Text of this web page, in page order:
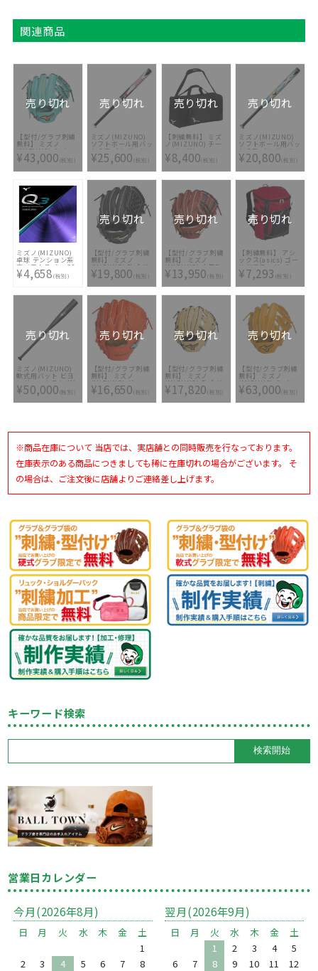
関連商品
売り切れ
【型付/グラブ刺繍
無料】 ミズノ
(MIZUNO) ミズノ
プロ 軟式グラブ セ
レクションモデル
内野手用 右投用
[ 型付け無料 軟式グ
ラブ刺繍2ヶ所無料
(単色のみ)]
¥43,000(税別)
売り切れ
ミズノ(MIZUNO)
ソフトボール用バッ
ト 2号 ゴムボール
用 エックス
1CJFS62576-0501
¥25,600(税別)
売り切れ
【刺繍無料】 ミズ
ノ(MIZUNO) チー
ムバッグL
1FJD3020-09 [ ☆
バッグ刺繍2ヶ所無
料(単色のみ)※縁取
り・影付きの場合、
¥8,400(税別)
売り切れ
ミズノ(MIZUNO)
ソフトボール用バッ
ト 2号 ゴムボール
用 エックス
1CJFS62078-4021
¥20,800(税別)
ミズノ(MIZUNO)
卓球 テンション系
裏ソフトラバー Q3
83JRT893
¥4,658(税別)
売り切れ
【型付/グラブ刺繍
無料】 ミズノ
(MIZUNO) 軟式グ
ラブ グローバルエ
リート SELECT オ
ールラウンド用
1AJGR34400-09 [
型付け無料 軟式グ
ラブ刺繍1ヶ所無料
(単色のみ)]
¥19,800(税別)
売り切れ
【型付/グラブ刺繍
無料】 ミズノ
(MIZUNO) 少年軟
式グラブ グローバ
ルエリートRG H
Selection02 ＋プ
ラス 限定
型付け無料 少年軟
式グラブ刺繍1ヶ所
無料(単色のみ)]
¥13,950(税別)
売り切れ
【刺繍無料】 アシ
ックス(asics) ゴー
ルドステージ バッ
クパック
3123A528-601 [ バ
ッグ刺繍2ヶ所無料
(単色のみ)※縁取
り・影付きの場合、
1ヶ所+3300円(税
込)]
¥7,293 (税別)
売り切れ
ミズノ(MIZUNO)
軟式用バット ビヨ
ンドマックスレガシ
ーメタル
1CJBR173-0950
¥50,000(税別)
売り切れ
【型付/グラブ刺繍
無料】 ミズノ
(MIZUNO) グロー
バルエリート 少年
軟式用グラブ 限定
モデル 限定カラー
無料(単色のみ)※縁
合、1ヶ所+3300円
(税込)]
¥16,650(税別)
売り切れ
【型付/グラブ刺繍
無料】 ミズノ
(MIZUNO) 軟式グ
ラブ 内野手用
1AJGR28903-8009
[ 型付け無料 軟式グ
¥17,820(税別)
売り切れ
【型付/グラブ刺繍
無料】 ミズノ
(MIZUNO) ミズノ
プロ 硬式グラブ
CRAFTED Edition
1AJGH28003-542X
り・影付きの場合、
込)]
¥63,000(税別)
※商品在庫について 当店では、実店舗との同時販売を行なっております。
在庫表示のある商品につきましても稀に在庫切れの場合がございます。 そ
の場合は、ご注文後に店舗よりご連絡差し上げます。
キーワード検索
営業日カレンダー
今月(2026年8月)
日 月 火 水 木 金
土
1
2
3 4 5 6 7
8
翌月(2026年9月)
日 月 火 水 木 金
土
1
2 3 4
5
6
7 8 9 10 11
12